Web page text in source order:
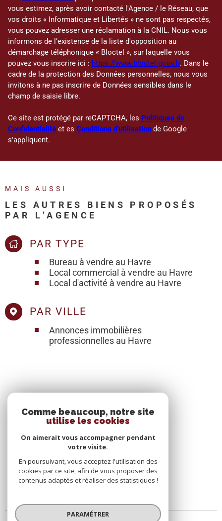
vous estimez, après avoir contacté l'Agence / le Réseau, que
vos droits « Informatique et Libertés » ne sont pas respectés,
vous pouvez adresser une réclamation à la CNIL. Nous vous
informons de l’existence de la liste d'opposition au
démarchage téléphonique « Bloctel », sur laquelle vous
pouvez vous inscrire ici : https://www.bloctel.gouv.fr. Dans le
cadre de la protection des Données personnelles, nous vous
invitons à ne pas inscrire de Données sensibles dans le
champ de saisie libre.
Ce site est protégé par reCAPTCHA, les Politiques de
Confidentialité et es Conditions d'utilisation de Google
s'appliquent.
MAIS AUSSI
LES AUTRES BIENS PROPOSÉS
PAR L’AGENCE
PAR TYPE
Bureau à vendre au Havre
Local commercial à vendre au Havre
Local d'activité à vendre au Havre
PAR VILLE
Annonces immobilières
professionnelles au Havre
Comme beaucoup, notre site
utilise les cookies
On aimerait vous accompagner pendant
votre visite.
En poursuivant, vous acceptez l'utilisation des
cookies par ce site, afin de vous proposer des
contenus adaptés et réaliser des statistiques !
PARAMÉTRER